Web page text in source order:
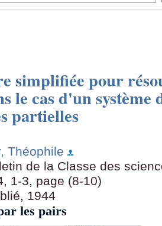
simplifiée pour
le cas d'un
partielles
Théophile
de la Classe des
1-3, page (8-10)
1944
les pairs